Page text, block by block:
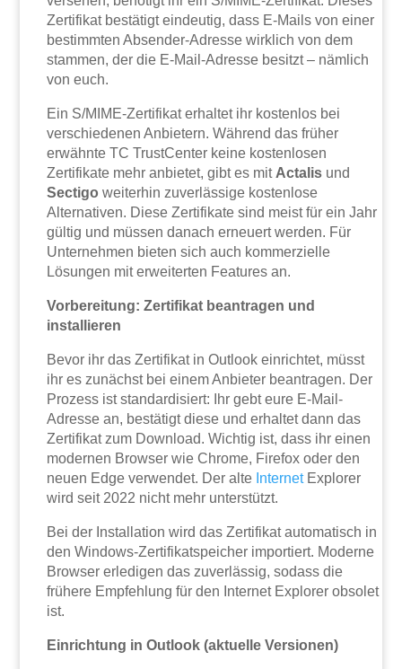
Zertifikat bestätigt eindeutig, dass E-Mails von einer
bestimmten Absender-Adresse wirklich von dem
stammen, der die E-Mail-Adresse besitzt – nämlich
von euch.
Ein S/MIME-Zertifikat erhaltet ihr kostenlos bei
verschiedenen Anbietern. Während das früher
erwähnte TC TrustCenter keine kostenlosen
Zertifikate mehr anbietet, gibt es mit Actalis und
Sectigo weiterhin zuverlässige kostenlose
Alternativen. Diese Zertifikate sind meist für ein Jahr
gültig und müssen danach erneuert werden. Für
Unternehmen bieten sich auch kommerzielle
Lösungen mit erweiterten Features an.
Vorbereitung: Zertifikat beantragen und
installieren
Bevor ihr das Zertifikat in Outlook einrichtet, müsst
ihr es zunächst bei einem Anbieter beantragen. Der
Prozess ist standardisiert: Ihr gebt eure E-Mail-
Adresse an, bestätigt diese und erhaltet dann das
Zertifikat zum Download. Wichtig ist, dass ihr einen
modernen Browser wie Chrome, Firefox oder den
neuen Edge verwendet. Der alte InternetExplorer
wird seit 2022 nicht mehr unterstützt.
Bei der Installation wird das Zertifikat automatisch in
den Windows-Zertifikatspeicher importiert. Moderne
Browser erledigen das zuverlässig, sodass die
frühere Empfehlung für den Internet Explorer obsolet
ist.
Einrichtung in Outlook (aktuelle Versionen)